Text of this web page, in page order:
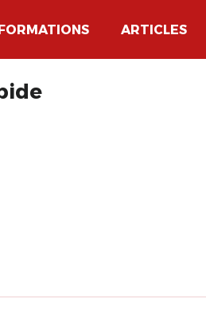
ARTICLES